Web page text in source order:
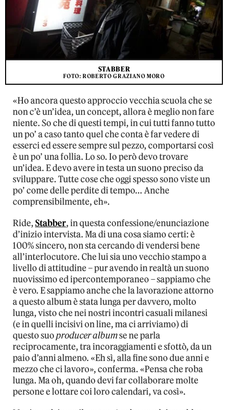
STABBER
FOTO: ROBERTO GRAZIANO MORO
«Ho ancora questo approccio vecchia scuola che se
non c’è un’idea, un concept, allora è meglio non fare
niente. So che di questi tempi, in cui tutti fanno tutto
un po’ a caso tanto quel che conta è far vedere di
esserci ed essere sempre sul pezzo, comportarsi così
è un po’ una follia. Lo so. Io però devo trovare
un’idea. E devo avere in testa un suono preciso da
sviluppare. Tutte cose che oggi spesso sono viste un
po’ come delle perdite di tempo… Anche
comprensibilmente, eh».
Ride,Stabber, in questa confessione/enunciazione
d’inizio intervista. Ma di una cosa siamo certi: è
100% sincero, non sta cercando di vendersi bene
all’interlocutore. Che lui sia uno vecchio stampo a
livello di attitudine – pur avendo in realtà un suono
nuovissimo ed ipercontemporaneo – sappiamo che
è vero. E sappiamo anche che la lavorazione attorno
a questo album è stata lunga per davvero, molto
lunga, visto che nei nostri incontri casuali milanesi
(e in quelli incisivi on line, ma ci arriviamo) di
questo suoproducer albumse ne parla
reciprocamente, tra incoraggiamenti e sfottò, da un
paio d’anni almeno. «Eh sì, alla fine sono due anni e
mezzo che ci lavoro», conferma. «Pensa che roba
lunga. Ma oh, quando devi far collaborare molte
persone e lottare coi loro calendari, va così».